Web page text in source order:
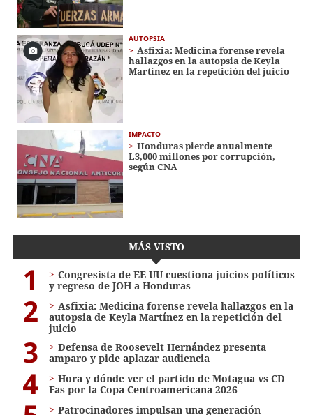
AUTOPSIA
Asfixia: Medicina forense revela
hallazgos en la autopsia de Keyla
Martínez en la repetición del juicio
IMPACTO
Honduras pierde anualmente
L3,000 millones por corrupción,
según CNA
MÁS VISTO
1
Congresista de EE UU cuestiona juicios políticos
y regreso de JOH a Honduras
2
Asfixia: Medicina forense revela hallazgos en la
autopsia de Keyla Martínez en la repetición del
juicio
3
Defensa de Roosevelt Hernández presenta
amparo y pide aplazar audiencia
4
Hora y dónde ver el partido de Motagua vs CD
Fas por la Copa Centroamericana 2026
Patrocinadores impulsan una generación